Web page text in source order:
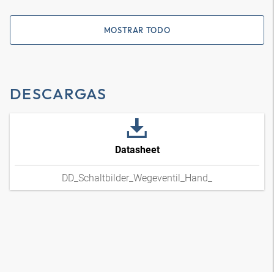
MOSTRAR TODO
DESCARGAS
Datasheet
DD_Schaltbilder_Wegeventil_Hand_